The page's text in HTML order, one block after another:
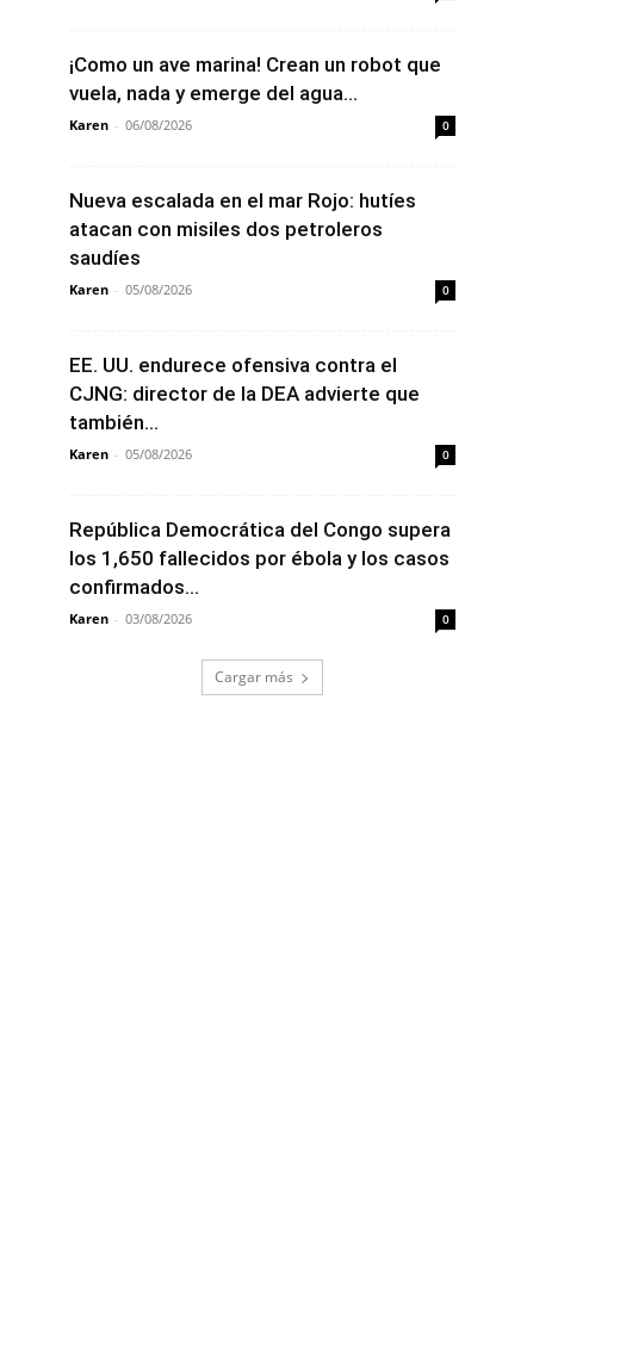
¡Como un ave marina! Crean un robot que
vuela, nada y emerge del agua...
Karen - 06/08/2026 0
Nueva escalada en el mar Rojo: hutíes
atacan con misiles dos petroleros
saudíes
Karen - 05/08/2026 0
EE. UU. endurece ofensiva contra el
CJNG: director de la DEA advierte que
también...
Karen - 05/08/2026 0
República Democrática del Congo supera
los 1,650 fallecidos por ébola y los casos
confirmados...
Karen - 03/08/2026 0
Cargar más